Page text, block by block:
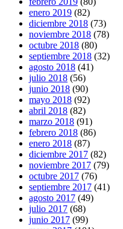
enero 2019 (82)
diciembre 2018 (73)
noviembre 2018 (78)
octubre 2018 (80)
septiembre 2018 (32)
agosto 2018 (41)
julio 2018 (56)
junio 2018 (90)
mayo 2018 (92)
abril 2018 (82)
marzo 2018 (91)
febrero 2018 (86)
enero 2018 (87)
diciembre 2017 (82)
noviembre 2017 (79)
octubre 2017 (76)
septiembre 2017 (41)
agosto 2017 (49)
julio 2017 (68)
junio 2017 (99)